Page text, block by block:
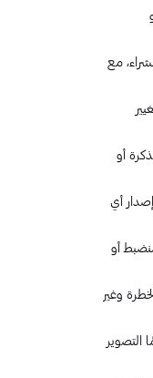
مع
أو
أي
أو
وغير
التصوير